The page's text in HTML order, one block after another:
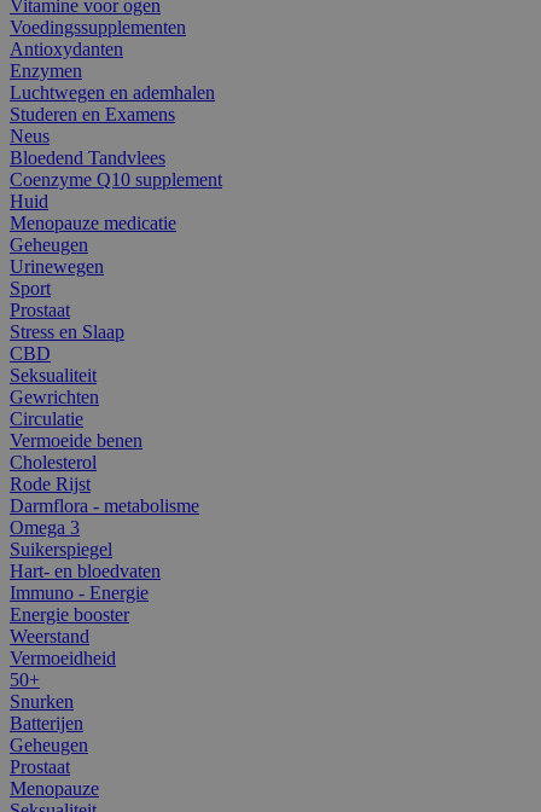
Vitamine voor ogen
Voedingssupplementen
Antioxydanten
Enzymen
Luchtwegen en ademhalen
Studeren en Examens
Neus
Bloedend Tandvlees
Coenzyme Q10 supplement
Huid
Menopauze medicatie
Geheugen
Urinewegen
Sport
Prostaat
Stress en Slaap
CBD
Seksualiteit
Gewrichten
Circulatie
Vermoeide benen
Cholesterol
Rode Rijst
Darmflora - metabolisme
Omega 3
Suikerspiegel
Hart- en bloedvaten
Immuno - Energie
Energie booster
Weerstand
Vermoeidheid
50+
Snurken
Batterijen
Geheugen
Prostaat
Menopauze